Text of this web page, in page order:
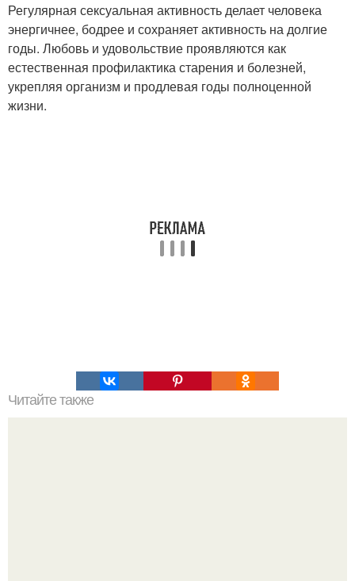
Регулярная сексуальная активность делает человека
энергичнее, бодрее и сохраняет активность на долгие
годы. Любовь и удовольствие проявляются как
естественная профилактика старения и болезней,
укрепляя организм и продлевая годы полноценной
жизни.
Читайте также